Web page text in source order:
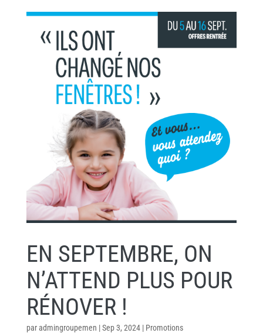
EN SEPTEMBRE, ON
N’ATTEND PLUS POUR
RÉNOVER !
paradmingroupemen |Sep 3, 2024| Promotions